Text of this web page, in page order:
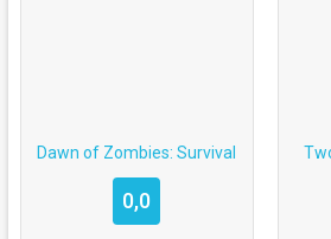
Dawn of Zombies: Survival
0,0